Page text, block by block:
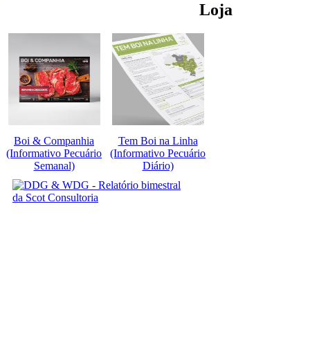
Loja
Boi & Companhia
(Informativo Pecuário
Semanal)
Tem Boi na Linha
(Informativo Pecuário
Diário)